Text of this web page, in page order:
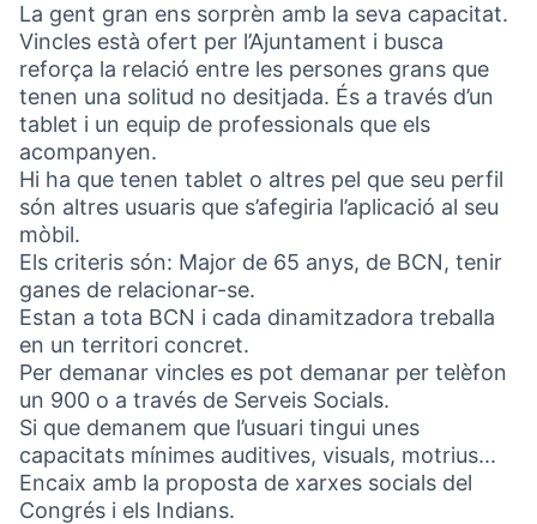
La gent gran ens sorprèn amb la seva capacitat.
Vincles està ofert per l’Ajuntament i busca
reforça la relació entre les persones grans que
tenen una solitud no desitjada. És a través d’un
tablet i un equip de professionals que els
acompanyen.
Hi ha que tenen tablet o altres pel que seu perfil
són altres usuaris que s’afegiria l’aplicació al seu
mòbil.
Els criteris són: Major de 65 anys, de BCN, tenir
ganes de relacionar-se.
Estan a tota BCN i cada dinamitzadora treballa
en un territori concret.
Per demanar vincles es pot demanar per telèfon
un 900 o a través de Serveis Socials.
Si que demanem que l’usuari tingui unes
capacitats mínimes auditives, visuals, motrius...
Encaix amb la proposta de xarxes socials del
Congrés i els Indians.